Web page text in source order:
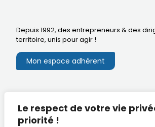
Le respect de votre vie
priorité !
Depuis 1992, des entrepreneurs & des
territoire, unis pour agir !
Mon espace adhérent
Extranet du CA
Réalisation